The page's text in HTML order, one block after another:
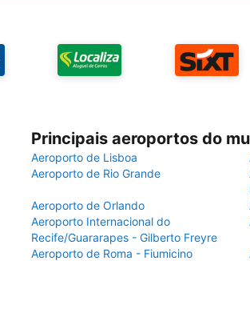
Principais aeroportos do
Aeroporto de Lisboa
Aeroporto de Rio Grande
Aeroporto de Orlando
Aeroporto Internacional do
Recife/Guararapes - Gilberto Freyre
Aeroporto de Roma - Fiumicino